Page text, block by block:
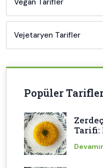
Vejetaryen Tarifler
Popüler
Tarifi: